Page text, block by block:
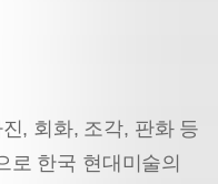
, 회화, 조각, 판화 등
로 한국 현대미술의